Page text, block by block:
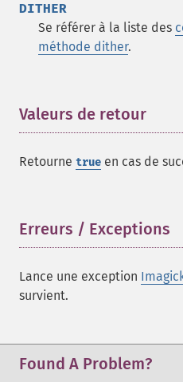
DITHER
Se référer à la liste des
méthode dither.
Valeurs de retour
Retourne true en cas de
Erreurs / Exceptions
Lance une exception
survient.
Found A Problem?
getImageColormapColor
getImageColors
getImageColorspace
getImageCompressionQuality
getImageDelay
getImageDispose
getImageFormat
getImageGamma
getImageGeometry
getImageGravity
getImageHistogram
getImageInterlaceScheme